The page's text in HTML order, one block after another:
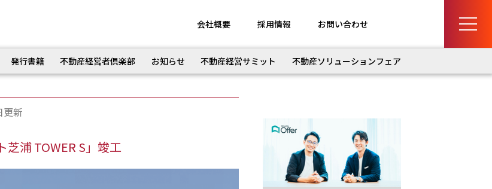
会社概要 採用情報 お問い合わせ
発行書籍 不動産経営者倶楽部 お知らせ 不動産経営サミット 不動産ソリューションフェア
更新
浦 TOWER S」竣工